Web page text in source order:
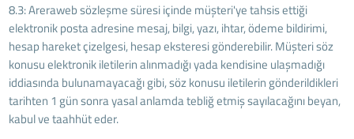
8.3: Areraweb sözleşme süresi içinde müşteri'ye tahsis ettiği
elektronik posta adresine mesaj, bilgi, yazı, ihtar, ödeme bildirimi,
hesap hareket çizelgesi, hesap eksteresi gönderebilir. Müşteri söz
konusu elektronik iletilerin alınmadığı yada kendisine ulaşmadığı
iddiasında bulunamayacağı gibi, söz konusu iletilerin gönderildikleri
tarihten 1 gün sonra yasal anlamda tebliğ etmiş sayılacağını beyan,
kabul ve taahhüt eder.